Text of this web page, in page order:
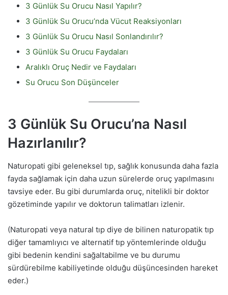
3 Günlük Su Orucu Nasıl Yapılır?
3 Günlük Su Orucu’nda Vücut Reaksiyonları
3 Günlük Su Orucu Nasıl Sonlandırılır?
3 Günlük Su Orucu Faydaları
Aralıklı Oruç Nedir ve Faydaları
Su Orucu Son Düşünceler
3 Günlük Su Orucu’na Nasıl
Hazırlanılır?
Naturopati gibi geleneksel tıp, sağlık konusunda daha fazla
fayda sağlamak için daha uzun sürelerde oruç yapılmasını
tavsiye eder. Bu gibi durumlarda oruç, nitelikli bir doktor
gözetiminde yapılır ve doktorun talimatları izlenir.
(Naturopati veya natural tıp diye de bilinen naturopatik tıp
diğer tamamlıyıcı ve alternatif tıp yöntemlerinde olduğu
gibi bedenin kendini sağaltabilme ve bu durumu
sürdürebilme kabiliyetinde olduğu düşüncesinden hareket
eder.)